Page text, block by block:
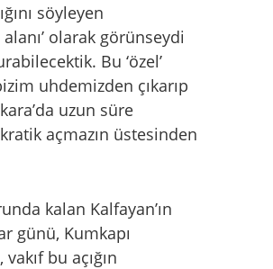
söyleyen
olarak görünseydi
Bu ‘özel’
uhdemizden çıkarıp
uzun süre
açmazın üstesinden
kalan Kalfayan’ın
günü, Kumkapı
bu açığın